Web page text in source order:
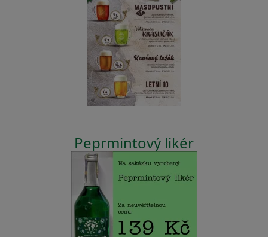
Peprmintový likér